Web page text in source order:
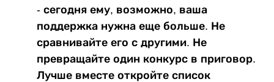
- сегодня ему, возможно, ваша
поддержка нужна еще больше. Не
сравнивайте его с другими. Не
превращайте один конкурс в приговор.
Лучше вместе откройте список